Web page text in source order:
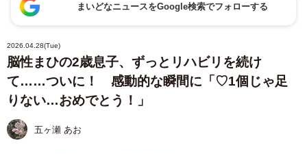
まいどなニュースをGoogle検索でフォローする
2026.04.28(Tue)
脳性まひの2歳息子、ずっとリハビリを続け
て……ついに！ 感動的な瞬間に「♡1個じゃ足
りない…おめでとう！」
五ヶ瀬 あお